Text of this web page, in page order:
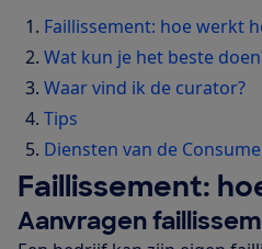
Faillissement: hoe werkt
Wat kun je het beste
Waar vind ik de curator?
Tips
Diensten van de
Faillissement:
Aanvragen